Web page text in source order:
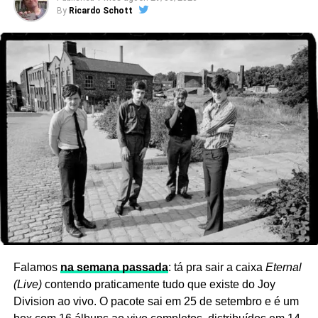
By Ricardo Schott
Falamos na semana passada: tá pra sair a caixa Eternal
(Live)contendo praticamente tudo que existe do Joy
Division ao vivo. O pacote sai em 25 de setembro e é um